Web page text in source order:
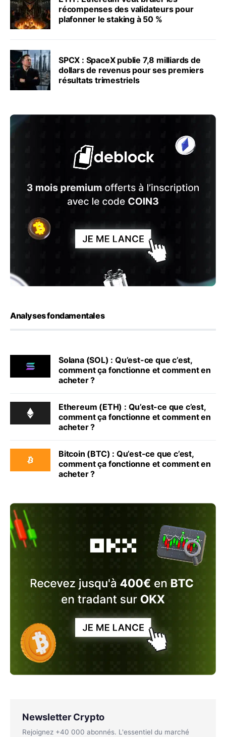
récompenses des validateurs pour
plafonner le staking à 50 %
SPCX : SpaceX publie 7,8 milliards de
dollars de revenus pour ses premiers
résultats trimestriels
Analyses fondamentales
Solana (SOL) : Qu’est-ce que c’est,
comment ça fonctionne et comment en
acheter ?
Ethereum (ETH) : Qu’est-ce que c’est,
comment ça fonctionne et comment en
acheter ?
Bitcoin (BTC) : Qu’est-ce que c’est,
comment ça fonctionne et comment en
acheter ?
Newsletter Crypto
Rejoignez +40 000 abonnés. L'essentiel du marché